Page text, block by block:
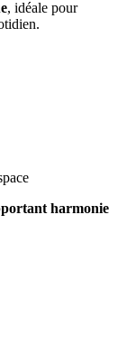
, idéale pour
harmonie